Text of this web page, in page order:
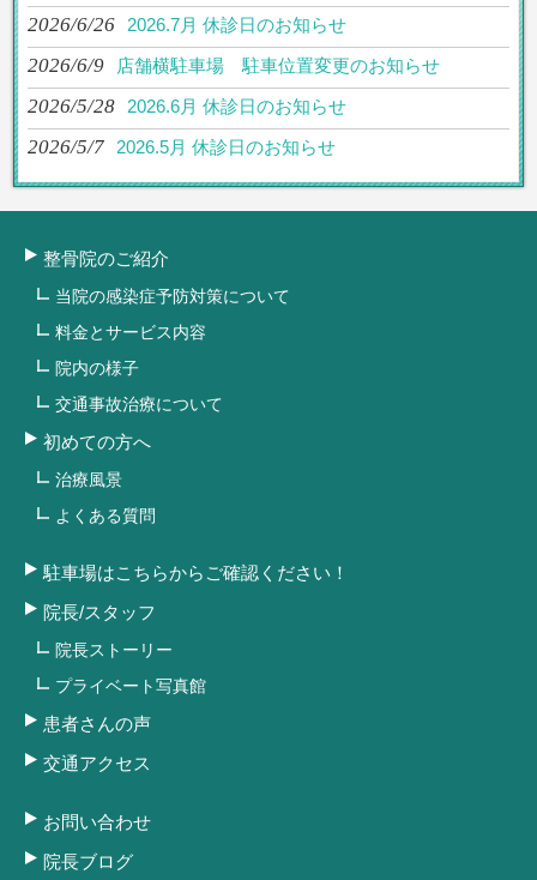
2026/6/26 2026.7月 休診日のお知らせ
2026/6/9 店舗横駐車場 駐車位置変更のお知らせ
2026/5/28 2026.6月 休診日のお知らせ
2026/5/7 2026.5月 休診日のお知らせ
整骨院のご紹介
当院の感染症予防対策について
料金とサービス内容
院内の様子
交通事故治療について
初めての方へ
治療風景
よくある質問
駐車場はこちらからご確認ください！
院長/スタッフ
院長ストーリー
プライベート写真館
患者さんの声
交通アクセス
お問い合わせ
院長ブログ